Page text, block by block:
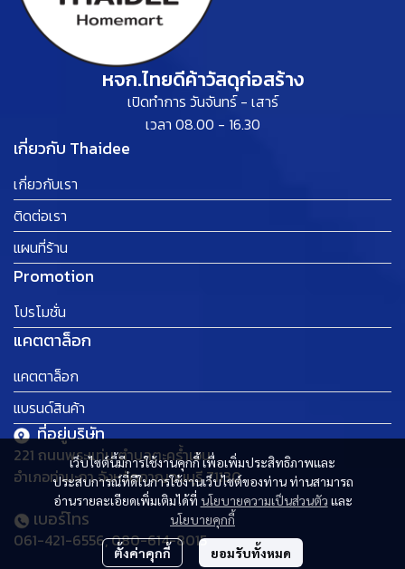
เว็บไซต์นี้มีการใช้งานคุกกี้ เพื่อเพิ่มประสิทธิภาพและ
ประสบการณ์ที่ดีในการใช้งานเว็บไซต์ของท่าน ท่านสามารถ
อ่านรายละเอียดเพิ่มเติมได้ที่ นโยบายความเป็นส่วนตัว และ
นโยบายคุกกี้
ตั้งค่าคุกกี้ ยอมรับทั้งหมด
หจก.ไทยดีค้าวัสดุก่อสร้าง
เปิดทำการ วันจันทร์ - เสาร์
เวลา 08.00 - 16.30
เกี่ยวกับ Thaidee
เกี่ยวกับเรา
ติดต่อเรา
แผนที่ร้าน
Promotion
โปรโมชั่น
แคตตาล็อก
แคตตาล็อก
แบรนด์สินค้า
ที่อยู่บริษัท
221 ถนนพระแท่น ตำบลตะคร้ำเอน
อำเภอท่ามะกา จังหวัดกาญจนบุรี 71130
เบอร์โทร
061-421-6556, 080-614-8015